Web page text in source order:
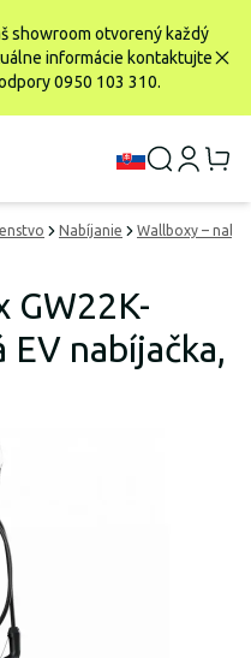
showroom otvorený každý
informácie kontaktujte
0950 103 310.
Nabíjanie Wallboxy –
GW22K-
EV nabíjačka,